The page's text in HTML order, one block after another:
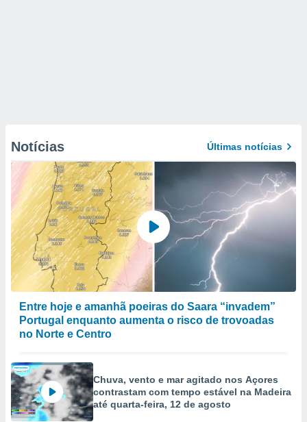
Notícias Últimas notícias
Entre hoje e amanhã poeiras do Saara “invadem”
Portugal enquanto aumenta o risco de trovoadas
no Norte e Centro
Chuva, vento e mar agitado nos Açores
contrastam com tempo estável na Madeira
até quarta-feira, 12 de agosto